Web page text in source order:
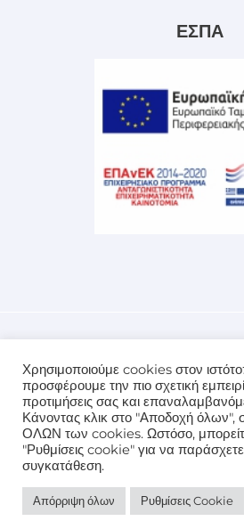
ΕΣΠΑ
Copyright © 2026 Minoiki.com |
Developed ByINFOSUPPORT
Χρησιμοποιούμε cookies στον
προσφέρουμε την πιο σχετική
προτιμήσεις σας και
Κάνοντας κλικ στο "Αποδοχή όλων",
ΟΛΩΝ των cookies. Ωστόσο, μπορείτε
"Ρυθμίσεις cookie" για να
συγκατάθεση.
Απόρριψη όλων Ρυθμίσεις Cookie
English(Αγγλικά)